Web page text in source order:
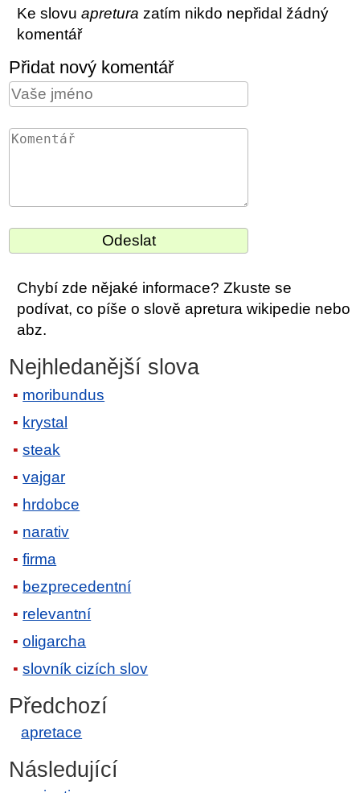
Ke slovuapretura zatím nikdo nepřidal žádný
komentář
Přidat nový komentář
Chybí zde nějaké informace? Zkuste se
podívat, co píše o slově apretura wikipedie nebo
abz.
Nejhledanější slova
moribundus
krystal
steak
vajgar
hrdobce
narativ
firma
bezprecedentní
relevantní
oligarcha
slovník cizích slov
Předchozí
apretace
Následující